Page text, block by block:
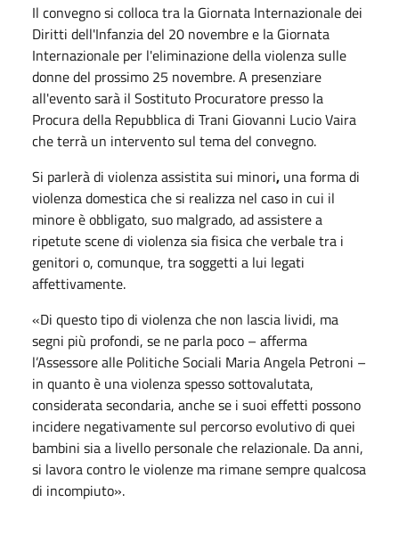
Il convegno si colloca tra la Giornata Internazionale dei
Diritti dell'Infanzia del 20 novembre e la Giornata
Internazionale per l'eliminazione della violenza sulle
donne del prossimo 25 novembre. A presenziare
all'evento sarà il Sostituto Procuratore presso la
Procura della Repubblica di Trani Giovanni Lucio Vaira
che terrà un intervento sul tema del convegno.
Si parlerà di violenza assistita sui minori, una forma di
violenza domestica che si realizza nel caso in cui il
minore è obbligato, suo malgrado, ad assistere a
ripetute scene di violenza sia fisica che verbale tra i
genitori o, comunque, tra soggetti a lui legati
affettivamente.
«Di questo tipo di violenza che non lascia lividi, ma
segni più profondi, se ne parla poco – afferma
l’Assessore alle Politiche Sociali Maria Angela Petroni –
in quanto è una violenza spesso sottovalutata,
considerata secondaria, anche se i suoi effetti possono
incidere negativamente sul percorso evolutivo di quei
bambini sia a livello personale che relazionale. Da anni,
si lavora contro le violenze ma rimane sempre qualcosa
di incompiuto».